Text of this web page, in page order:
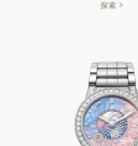
探索